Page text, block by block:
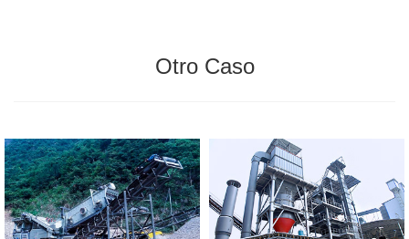
Otro Caso